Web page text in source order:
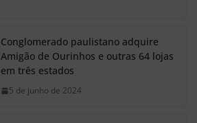
Conglomerado paulistano adquire
Amigão de Ourinhos e outras 64 lojas
em três estados
5 de junho de 2024